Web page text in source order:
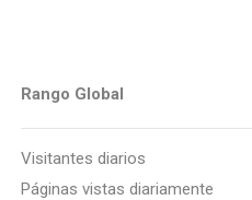
Rango Global
Visitantes diarios
Páginas vistas diariamente